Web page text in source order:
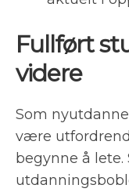
Fullført
videre
Som
være
begynne å